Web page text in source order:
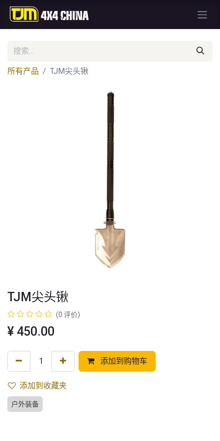
所有产品 TJM尖头锹
TJM尖头锹
(0 评价)
¥ 450.00
添加到购物车
添加到收藏夹
户外装备